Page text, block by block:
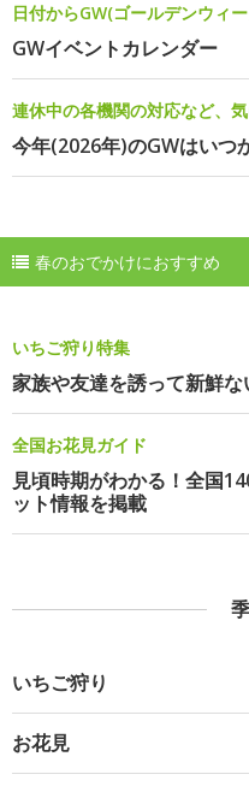
日付からGW(ゴールデンウィ
GWイベントカレンダー
連休中の各機関の対応など、
今年(2026年)のGWはいつ
春のおでかけにおすすめ
いちご狩り特集
家族や友達を誘って新鮮
全国お花見ガイド
見頃時期がわかる！全国
ット情報を掲載
いちご狩り
お花見